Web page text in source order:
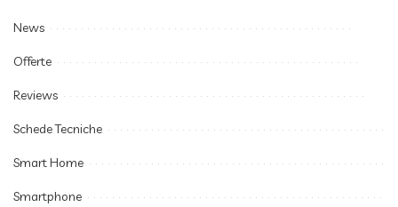
News
Offerte
Reviews
Schede Tecniche
Smart Home
Smartphone